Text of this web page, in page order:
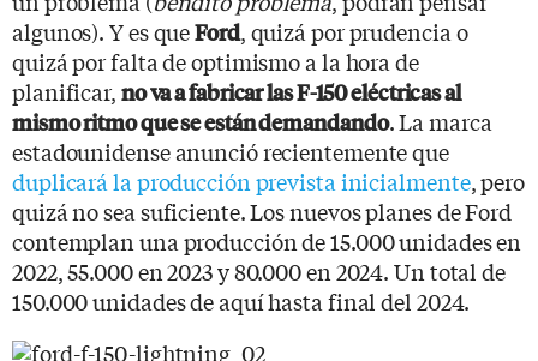
algunos). Y es queFord, quizá por prudencia o
quizá por falta de optimismo a la hora de
planificar, no va a fabricar las F-150 eléctricas al
mismo ritmo que se están demandando. La marca
estadounidense anunció recientemente que
duplicará la producción prevista inicialmente, pero
quizá no sea suficiente. Los nuevos planes de Ford
contemplan una producción de 15.000 unidades en
2022, 55.000 en 2023 y 80.000 en 2024. Un total de
150.000 unidades de aquí hasta final del 2024.